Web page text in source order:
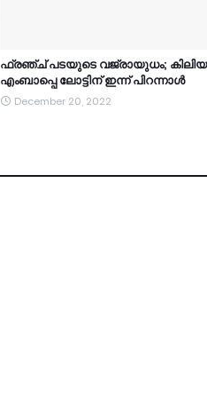
ഫ്രഞ്ച് പടയുടെ വജ്രായുധം;
എംബാപ്പെ ലോട്ടിന് ഇന്ന് പിറന്നാള്‍
December 20, 2022